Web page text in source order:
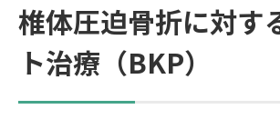
椎体圧迫骨折に対す
ト治療（BKP）